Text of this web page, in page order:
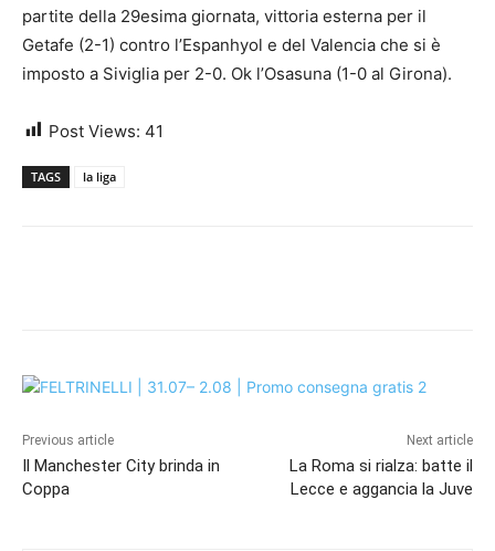
partite della 29esima giornata, vittoria esterna per il
Getafe (2-1) contro l’Espanhyol e del Valencia che si è
imposto a Siviglia per 2-0. Ok l’Osasuna (1-0 al Girona).
Post Views: 41
TAGS la liga
Previous article
Il Manchester City brinda in
Coppa
Next article
La Roma si rialza: batte il
Lecce e aggancia la Juve